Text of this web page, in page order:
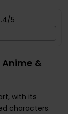
/5
&
with its
characters.